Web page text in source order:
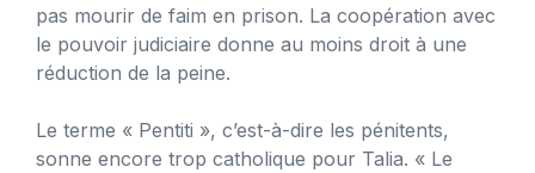
pas mourir de faim en prison. La coopération avec
le pouvoir judiciaire donne au moins droit à une
réduction de la peine.
Le terme « Pentiti », c’est-à-dire les pénitents,
sonne encore trop catholique pour Talia. « Le